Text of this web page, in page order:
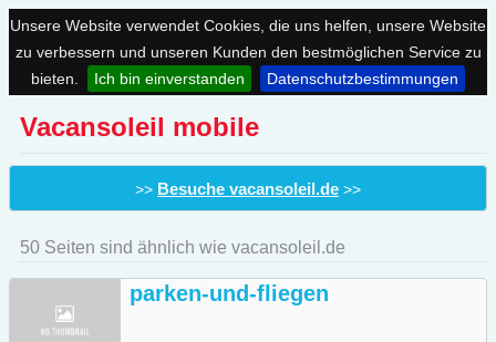
Unsere Website verwendet Cookies, die uns helfen, unsere Website
zu verbessern und unseren Kunden den bestmöglichen Service zu
bieten.
Ich bin einverstanden Datenschutzbestimmungen
Vacansoleil mobile
>> Besuche vacansoleil.de >>
50 Seiten sind ähnlich wie vacansoleil.de
parken-und-fliegen